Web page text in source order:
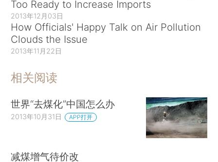
Too Ready to Increase Imports
2013年12月03日
How Officials' Happy Talk on Air Pollution
Clouds the Issue
2013年11月22日
相关阅读
世界“去煤化”中国怎么办
2013年10月31日 APP打开
减煤增气待价改